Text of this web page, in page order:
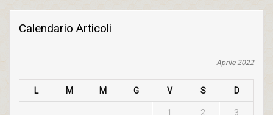
Calendario Articoli
Aprile 2022
L M M G V S D
1 2 3